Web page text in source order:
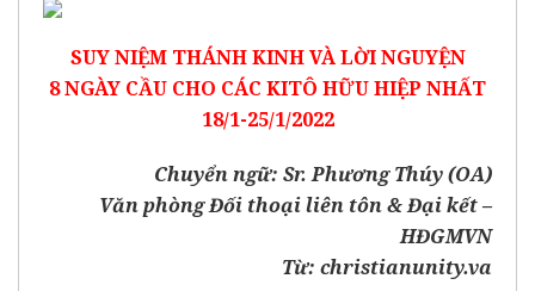
SUY NIỆM THÁNH KINH VÀ LỜI NGUYỆN
8 NGÀY CẦU CHO CÁC KITÔ HỮU HIỆP NHẤT
18/1-25/1/2022
Chuyển ngữ: Sr. Phương Thúy (OA)
Văn phòng Đối thoại liên tôn & Đại kết –
HĐGMVN
Từ: christianunity.va